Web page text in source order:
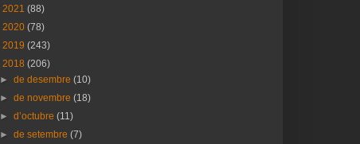
2021 (88)
2020 (78)
2019 (243)
2018 (206)
►de desembre(10)
►de novembre(18)
►d’octubre(11)
►de setembre(7)